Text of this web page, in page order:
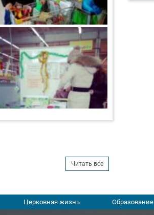
Читать все
Церковная жизнь Образование